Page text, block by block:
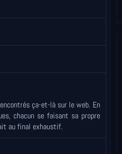
ça-et-là sur le web. En
chacun se faisant sa propre
au final exhaustif.